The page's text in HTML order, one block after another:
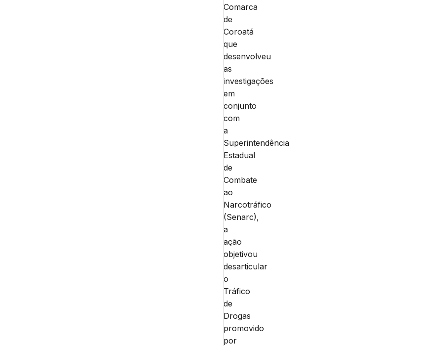
Comarca
de
Coroatá
que
desenvolveu
as
investigações
em
conjunto
com
a
Superintendência
Estadual
de
Combate
ao
Narcotráfico
(Senarc),
a
ação
objetivou
desarticular
o
Tráfico
de
Drogas
promovido
por